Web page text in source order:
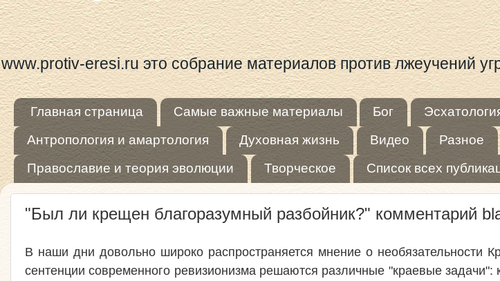
www.protiv-eresi.ru это собрание материалов против лжеучений
Главная страница Самые важные материалы Бог
Антропология и амартология
Духовная жизнь Видео Разное
Православие и теория эволюции
Творческое Список всех
"Был ли крещен благоразумный разбойник?" комментарий
В наши дни довольно широко распространяется мнение о необязательности
сентенции современного ревизионизма решаются различные "краевые